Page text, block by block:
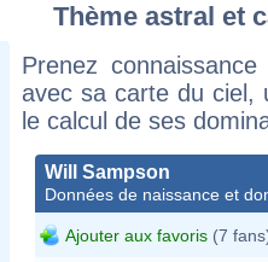
Thème astral et
Prenez
avec sa carte du ciel,
le calcul de ses
Will Sampson
Données de naissance et
Ajouter aux favoris (7